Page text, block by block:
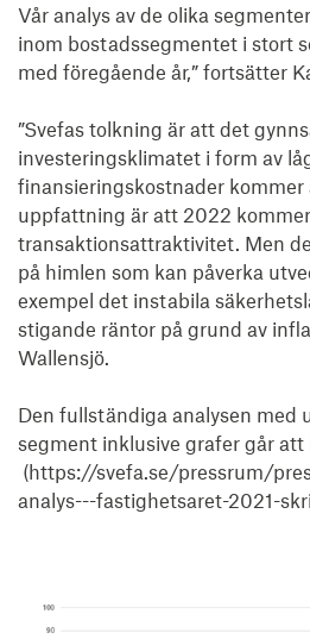
Vår analys av de olika
inom bostadssegmentet i stort
med föregående år,” fortsätter
”Svefas tolkning är att det
investeringsklimatet i form av
finansieringskostnader
uppfattning är att 2022
transaktionsattraktivitet. Men
på himlen som kan påverka
exempel det instabila
stigande räntor på grund av
Wallensjö.
Den fullständiga analysen med
segment inklusive grafer går att
(https://svefa.se/pressrum/
analys---fastighetsaret-2021-